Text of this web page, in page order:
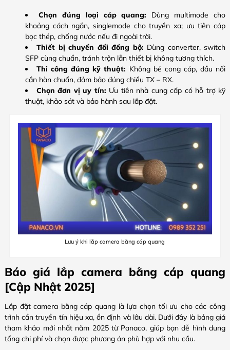
Chọn đúng loại cáp quang: Dùng multimode cho
khoảng cách ngắn, singlemode cho truyền xa; ưu tiên cáp
bọc thép, chống nước nếu đi ngoài trời.
Thiết bị chuyển đổi đồng bộ: Dùng converter, switch
SFP cùng chuẩn, tránh trộn lẫn thiết bị không tương thích.
Thi công đúng kỹ thuật: Không bẻ cong cáp, đầu nối
cần hàn chuẩn, đảm bảo đúng chiều TX – RX.
Chọn đơn vị uy tín: Ưu tiên nhà cung cấp có hỗ trợ kỹ
thuật, khảo sát và bảo hành sau lắp đặt.
Lưu ý khi lắp camera bằng cáp quang
Báo giá lắp camera bằng cáp quang
[Cập Nhật 2025]
Lắp đặt camera bằng cáp quang là lựa chọn tối ưu cho các công
trình cần truyền tín hiệu xa, ổn định và lâu dài. Dưới đây là bảng giá
tham khảo mới nhất năm 2025 từ Panaco, giúp bạn dễ hình dung
tổng chi phí và chọn được phương án phù hợp với nhu cầu.